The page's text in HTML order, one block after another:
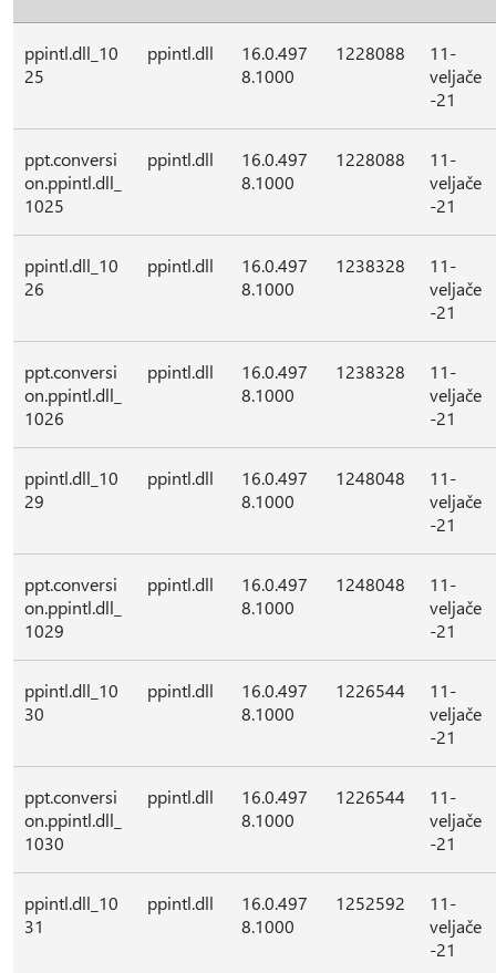
ppintl.dll_10
25
ppintl.dll
16.0.497
8.1000
1228088
11-
veljače
-21
ppt.conversi
on.ppintl.dll_
1025
ppintl.dll
16.0.497
8.1000
1228088
11-
veljače
-21
ppintl.dll_10
26
ppintl.dll
16.0.497
8.1000
1238328
11-
veljače
-21
ppt.conversi
on.ppintl.dll_
1026
ppintl.dll
16.0.497
8.1000
1238328
11-
veljače
-21
ppintl.dll_10
29
ppintl.dll
16.0.497
8.1000
1248048
11-
veljače
-21
ppt.conversi
on.ppintl.dll_
1029
ppintl.dll
16.0.497
8.1000
1248048
11-
veljače
-21
ppintl.dll_10
30
ppintl.dll
16.0.497
8.1000
1226544
11-
veljače
-21
ppt.conversi
on.ppintl.dll_
1030
ppintl.dll
16.0.497
8.1000
1226544
11-
veljače
-21
ppintl.dll_10
31
ppintl.dll
16.0.497
8.1000
1252592
11-
veljače
-21